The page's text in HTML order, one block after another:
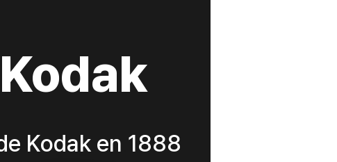
Kodak en 1888